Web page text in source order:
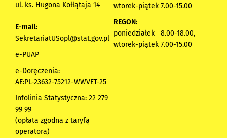
ul. ks. Hugona Kołłątaja 14
E-mail:
SekretariatUSopl@stat.gov.pl
e-PUAP
e-Doręczenia:
AE:PL-23632-75212-WWVET-25
Infolinia Statystyczna: 22 279
99 99
(opłata zgodna z taryfą
operatora)
wtorek-piątek 7.00-15.00
REGON:
poniedziałek 8.00-18.00,
wtorek-piątek 7.00-15.00